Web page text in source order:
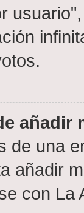
añadir
de una
añadir
con La